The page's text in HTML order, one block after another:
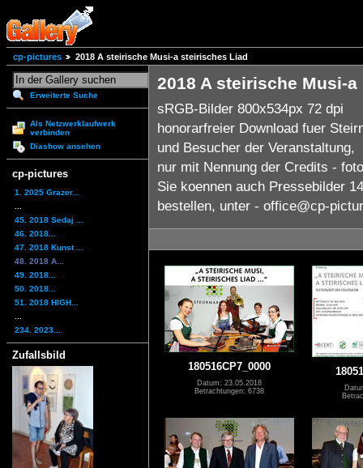
cp-pictures 2018 A steirische Musi-a steirisches Liad
Erweiterte Suche
Als Netzwerklaufwerk
verbinden
Diashow ansehen
cp-pictures
1. 2025 Grazer...
45. 2018 Sedaj ...
46. 2018...
47. 2018 Kunst ...
48. 2018 A...
49. 2018...
50. 2018...
51. 2018 HIGH...
234. 2023...
Zufallsbild
2018 A steirische Musi-
sRGB-Bilder 800x534px 72 dpi
honorarfreier Download fuer
und Besucher der Veranstaltung,
nur mit Nennung der Credits -
Sie koennen auch Pressebilder
bestellen, unter - office@cp-
180516CP7_0000
Datum: 23.05.2018
Betrachtungen: 6738